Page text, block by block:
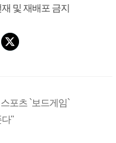
및 재배포 금지
포츠 `보드게임`
다"